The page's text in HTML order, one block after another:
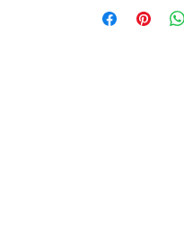
GRAMATURA:
SZEROKOŚĆ: